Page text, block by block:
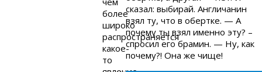
более
широко
распространяется
какое-
то
сказал: выбирай. Англичанин
взял ту, что в обертке. — А
почему ты взял именно эту? –
спросил его брамин. — Ну, как
почему?! Она же чище!